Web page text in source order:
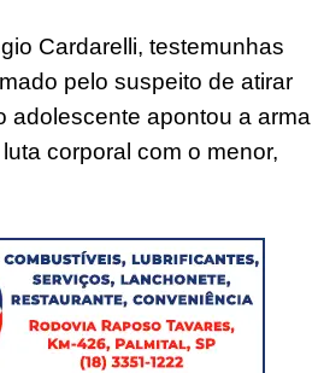
Cardarelli, testemunhas
pelo suspeito de atirar
adolescente apontou a arma
corporal com o menor,